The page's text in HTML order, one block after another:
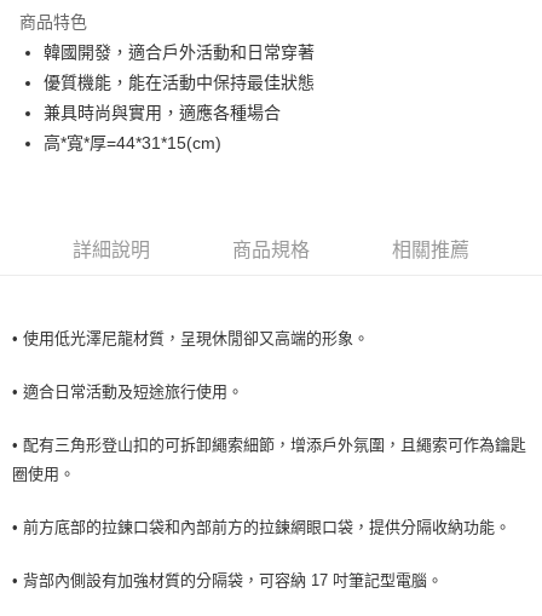
Apple Pay
運送方式
全家取貨付款<未取貨列黑名單/不支援離島取退>
每筆NT$60，滿NT$990(含以上)免運費
每筆NT$60，滿NT$990(含以上)免運費
宅配
每筆NT$80，滿NT$990(含以上)免運費
商品特色
韓國開發，適合戶外活動和日常穿著
優質機能，能在活動中保持最佳狀態
兼具時尚與實用，適應各種場合
高*寬*厚=44*31*15(cm)
詳細說明 商品規格 相關推薦
• 使用低光澤尼龍材質，呈現休閒卻又高端的形象。
• 適合日常活動及短途旅行使用。
• 配有三角形登山扣的可拆卸繩索細節，增添戶外氛圍，且繩索可作為鑰匙
圈使用。
• 前方底部的拉鍊口袋和內部前方的拉鍊網眼口袋，提供分隔收納功能。
• 背部內側設有加強材質的分隔袋，可容納 17 吋筆記型電腦。